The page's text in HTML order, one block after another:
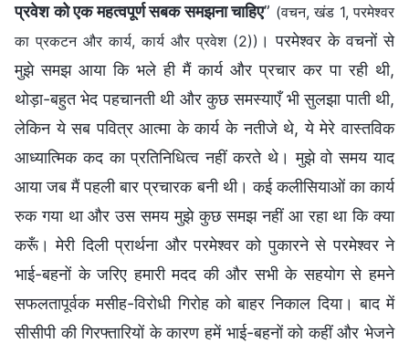
प्रवेश को एक महत्वपूर्ण सबक समझना चाहिए” (वचन, खंड 1, परमेश्वर
का प्रकटन और कार्य, कार्य और प्रवेश (2)) । परमेश्वर के वचनों से
मुझे समझ आया कि भले ही मैं कार्य और प्रचार कर पा रही थी,
थोड़ा-बहुत भेद पहचानती थी और कुछ समस्याएँ भी सुलझा पाती थी,
लेकिन ये सब पवित्र आत्मा के कार्य के नतीजे थे, ये मेरे वास्तविक
आध्यात्मिक कद का प्रतिनिधित्व नहीं करते थे। मुझे वो समय याद
आया जब मैं पहली बार प्रचारक बनी थी। कई कलीसियाओं का कार्य
रुक गया था और उस समय मुझे कुछ समझ नहीं आ रहा था कि क्या
करूँ। मेरी दिली प्रार्थना और परमेश्वर को पुकारने से परमेश्वर ने
भाई-बहनों के जरिए हमारी मदद की और सभी के सहयोग से हमने
सफलतापूर्वक मसीह-विरोधी गिरोह को बाहर निकाल दिया। बाद में
सीसीपी की गिरफ्तारियों के कारण हमें भाई-बहनों को कहीं और भेजने